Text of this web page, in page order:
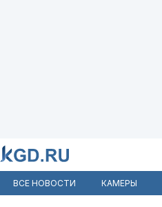
ВСЕ НОВОСТИ КАМЕРЫ